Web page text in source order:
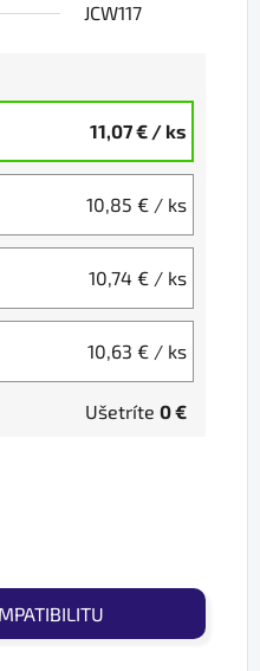
JCW117
11,07 € / ks
10,85 € / ks
10,74 € / ks
10,63 € / ks
Ušetríte 0 €